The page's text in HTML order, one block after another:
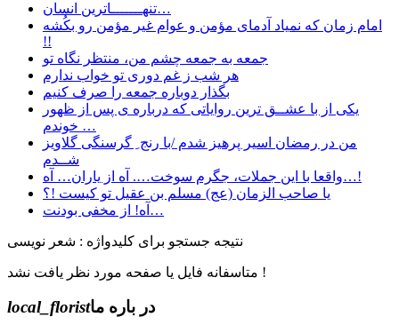
تنهـــــــاترین انسان…
امام زمان که نمیاد آدمای مؤمن و عوام غیر مؤمن رو بکُشه
!!
جمعه به جمعه چشم من، منتظر نگاه تو
هر شب ز غم دوری تو خواب ندارم
بگذار دوباره جمعه را صرف کنیم
یکی از با عشــق ترین روایاتی که درباره ی پس از ظهور
خوندم …
من در رمضان اسیر پرهیز شدم /با رنج ِ گرسنگی گلاویز
شــدم
واقعا با این جملات، جگرم سوخت…. آه از یاران… آه…!
یا صاحب الزمان (عج) مسلم بن عقیل تو کیست !؟
آه! از مخفی بودنت…
نتیجه جستجو برای کلیدواژه : شعر نویسی
متاسفانه فایل یا صفحه مورد نظر یافت نشد !
local_floristدر باره ما